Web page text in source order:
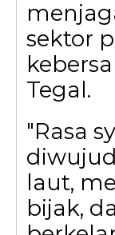
sektor
Tegal.
"Rasa
laut,
bijak,